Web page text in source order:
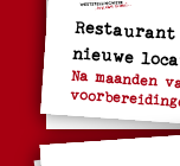
Restaurant Smink opent binnenkort op
Na maanden